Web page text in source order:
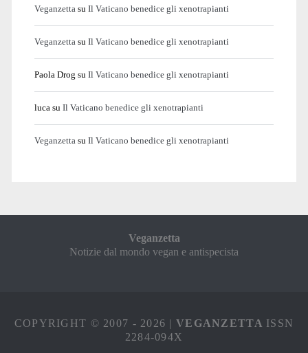
Veganzetta su Il Vaticano benedice gli xenotrapianti
Veganzetta su Il Vaticano benedice gli xenotrapianti
Paola Drog su Il Vaticano benedice gli xenotrapianti
luca su Il Vaticano benedice gli xenotrapianti
Veganzetta su Il Vaticano benedice gli xenotrapianti
Veganzetta
Notizie dal mondo vegan e antispecista
COPYRIGHT © 2007 - 2026 |VEGANZETTA ISSN
2284-094X